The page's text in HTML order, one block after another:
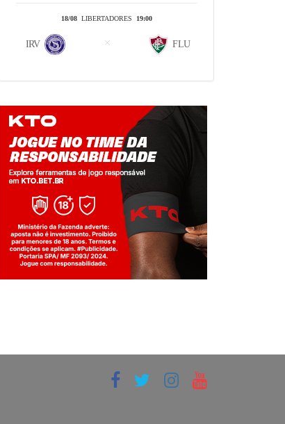
18/08LIBERTADORES 19:00
IRV FLU
Jogue com responsabilidade. 18+